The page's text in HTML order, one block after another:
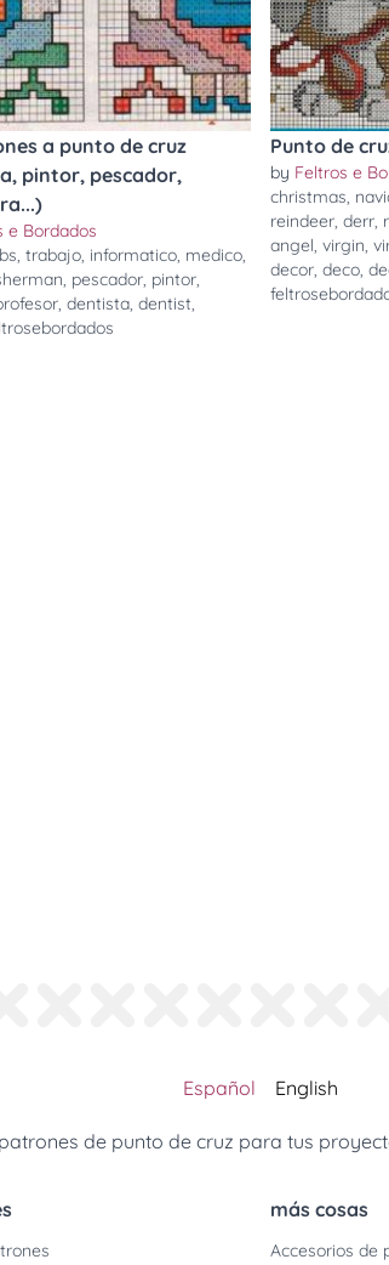
a punto de cruz
pintor, pescador,
e Bordados
, trabajo, informatico, medico,
, pescador, pintor,
, dentista, dentist,
Punto de
by Feltros e
christmas,
reindeer, derr,
angel, virgin,
decor, deco,
Español English
de punto de cruz para tus
más cosas
Accesorios de